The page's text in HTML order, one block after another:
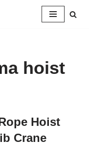
hoist
Hoist
Crane